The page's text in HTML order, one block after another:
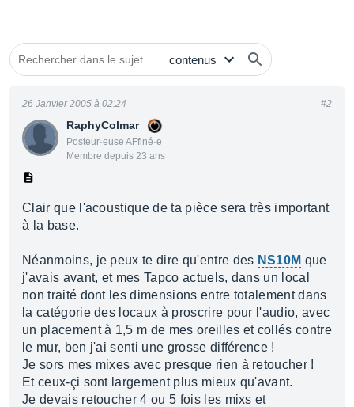
RaphyColmar
Posteur·euse AFfiné·e
Membre depuis 23 ans
26 Janvier 2005 à 02:24 #2
Clair que l'acoustique de ta pièce sera très important
à la base.
Néanmoins, je peux te dire qu'entre des NS10M que
j'avais avant, et mes Tapco actuels, dans un local
non traité dont les dimensions entre totalement dans
la catégorie des locaux à proscrire pour l'audio, avec
un placement à 1,5 m de mes oreilles et collés contre
le mur, ben j'ai senti une grosse différence !
Je sors mes mixes avec presque rien à retoucher !
Et ceux-çi sont largement plus mieux qu'avant.
Je devais retoucher 4 ou 5 fois les mixs et